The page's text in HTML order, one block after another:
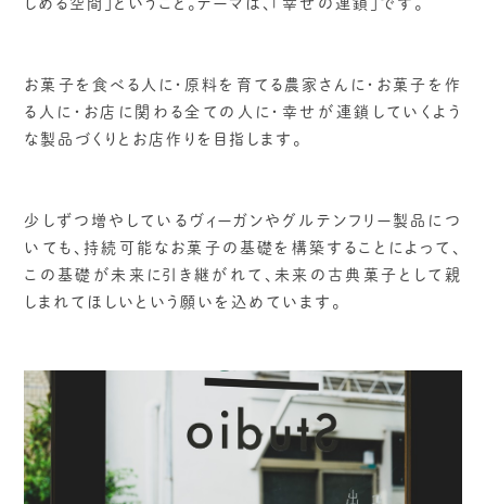
しめる空間」ということ。テーマは、「幸せの連鎖」です。
お菓子を食べる人に・原料を育てる農家さんに・お菓子を作
る人に・お店に関わる全ての人に・幸せが連鎖していくよう
な製品づくりとお店作りを目指します。
少しずつ増やしているヴィーガンやグルテンフリー製品につ
いても、持続可能なお菓子の基礎を構築することによって、
この基礎が未来に引き継がれて、未来の古典菓子として親
しまれてほしいという願いを込めています。